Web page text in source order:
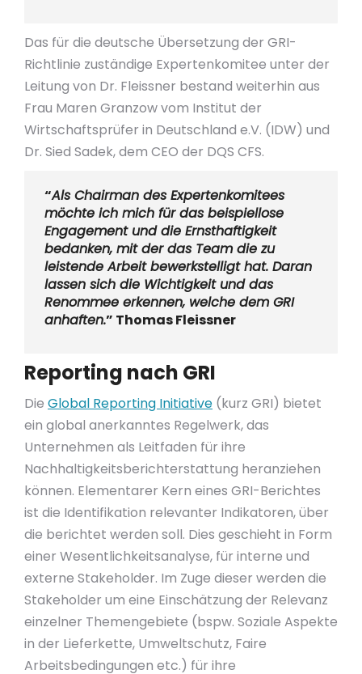
Das für die deutsche Übersetzung der GRI-
Richtlinie zuständige Expertenkomitee unter der
Leitung von Dr. Fleissner bestand weiterhin aus
Frau Maren Granzow vom Institut der
Wirtschaftsprüfer in Deutschland e.V. (IDW) und
Dr. Sied Sadek, dem CEO der DQS CFS.
“Als Chairman des Expertenkomitees
möchte ich mich für das beispiellose
Engagement und die Ernsthaftigkeit
bedanken, mit der das Team die zu
leistende Arbeit bewerkstelligt hat. Daran
lassen sich die Wichtigkeit und das
Renommee erkennen, welche dem GRI
anhaften.” Thomas Fleissner
Reporting nach GRI
Die Global Reporting Initiative (kurz GRI) bietet
ein global anerkanntes Regelwerk, das
Unternehmen als Leitfaden für ihre
Nachhaltigkeitsberichterstattung heranziehen
können. Elementarer Kern eines GRI-Berichtes
ist die Identifikation relevanter Indikatoren, über
die berichtet werden soll. Dies geschieht in Form
einer Wesentlichkeitsanalyse, für interne und
externe Stakeholder. Im Zuge dieser werden die
Stakeholder um eine Einschätzung der Relevanz
einzelner Themengebiete (bspw. Soziale Aspekte
in der Lieferkette, Umweltschutz, Faire
Arbeitsbedingungen etc.) für ihre